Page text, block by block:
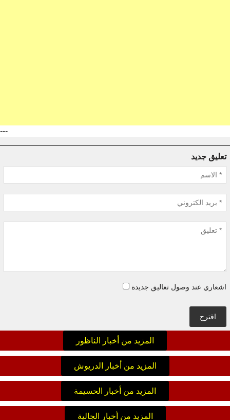
---
تعليق جديد
اشعاري عند وصول تعاليق جديدة
اقترح
المزيد من أخبار الناظور
المزيد من أخبار الدريوش
المزيد من أخبار الحسيمة
المزيد من أخبار الجالية